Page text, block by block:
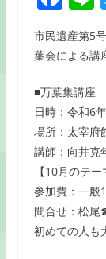
a
c
e
b
o
o
k
n
市民遺産第5
葉会による講
■万葉集講座
日時：令和6
場所：太宰府
講師：向井克
【10月のテ
参加費：一般
問合せ：松
初めての人も